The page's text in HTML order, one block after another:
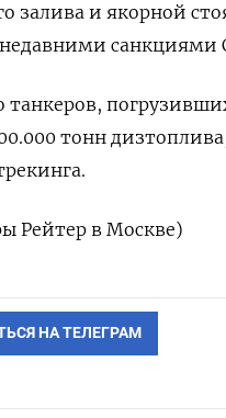
залива и якорной
недавними санкциями
танкеров,
тонн
Рейтер в Москве)
НА ТЕЛЕГРАМ